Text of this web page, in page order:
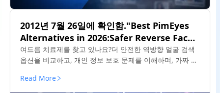
2012년 7월 26일에 확인함."Best PimEyes
Alternatives in 2026:Safer Reverse Face
Search Options"
여드름 치료제를 찾고 있나요?더 안전한 역방향 얼굴 검색
옵션을 비교하고, 개인 정보 보호 문제를 이해하며, 가짜 프
찾으십시오.
Read More